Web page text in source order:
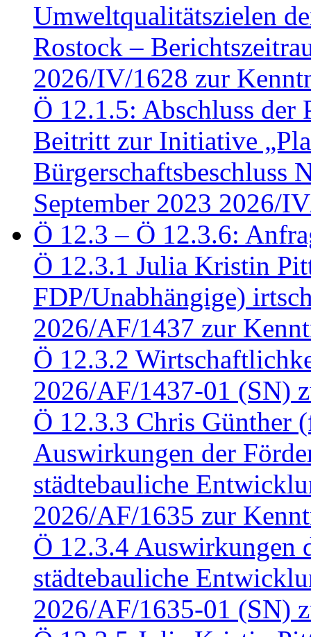
Umweltqualitätszielen
Rostock –
2026/IV/1628 zur
Ö 12.1.5: Abschluss der
Beitritt zur Initiative
Bürgerschaftsbeschluss
September 2023 2026/
Ö 12.3 – Ö 12.3.6:
Ö 12.3.1 Julia Kristin
FDP/Unabhängige)
2026/AF/1437 zur
Ö 12.3.2
2026/AF/1437-01 (SN)
Ö 12.3.3 Chris Günther
Auswirkungen der
städtebauliche
2026/AF/1635 zur
Ö 12.3.4 Auswirkungen
städtebauliche
2026/AF/1635-01 (SN)